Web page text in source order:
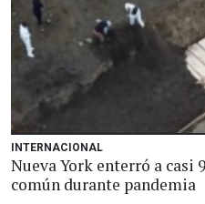
INTERNACIONAL
Nueva York enterró a casi
común durante pandemia